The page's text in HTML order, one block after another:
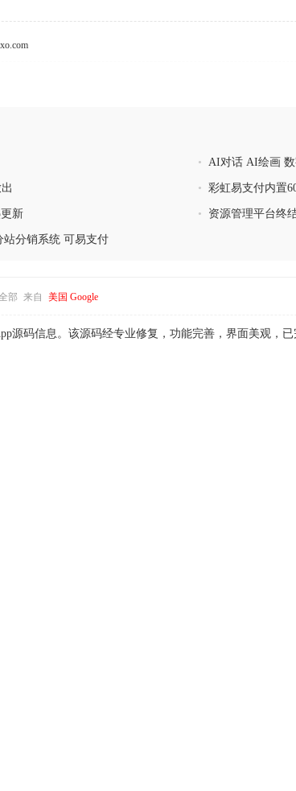
• AI对话 AI绘画 数
• 彩虹易支付内置
新 • 资源管理平台终
分销系统 可易支付
部 来自 美国 Google
源码信息。该源码经专业修复，功能完善，界面美观，